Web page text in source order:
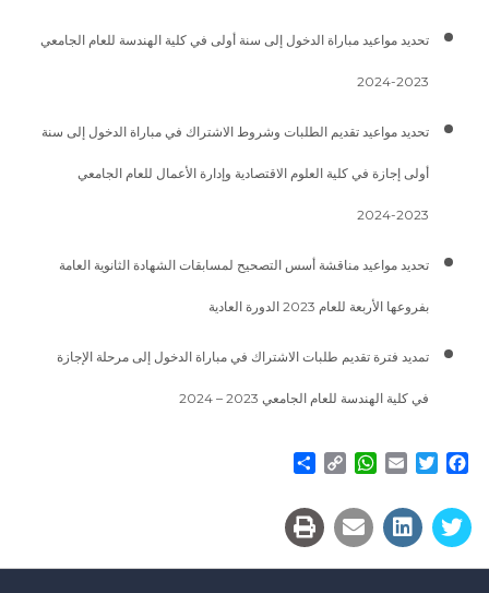
تحديد مواعيد مباراة الدخول إلى سنة أولى في كلية الهندسة للعام الجامعي
2023-2024
تحديد مواعيد تقديم الطلبات وشروط الاشتراك في مباراة الدخول إلى سنة
أولى إجازة في كلية العلوم الاقتصادية وإدارة الأعمال للعام الجامعي
2023-2024
تحديد مواعيد مناقشة أسس التصحيح لمسابقات الشهادة الثانوية العامة
بفروعها الأربعة للعام 2023 الدورة العادية
تمديد فترة تقديم طلبات الاشتراك في مباراة الدخول إلى مرحلة الإجازة
في كلية الهندسة للعام الجامعي 2023 – 2024
Facebook
Twitter
Email
WhatsApp
Copy